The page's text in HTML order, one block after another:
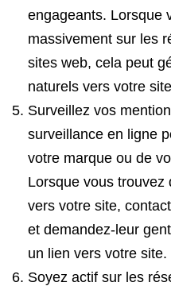
engageants. Lorsque
massivement sur les
sites web, cela peut
naturels vers votre
Surveillez vos
surveillance en ligne
votre marque ou de
Lorsque vous trouvez
vers votre site,
et demandez-leur
un lien vers votre site.
Soyez actif sur les